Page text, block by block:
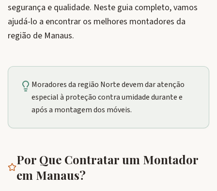
segurança e qualidade. Neste guia completo, vamos
ajudá-lo a encontrar os melhores montadores da
região de Manaus.
Moradores da região Norte devem dar atenção
especial à proteção contra umidade durante e
após a montagem dos móveis.
Por Que Contratar um Montador
em Manaus?